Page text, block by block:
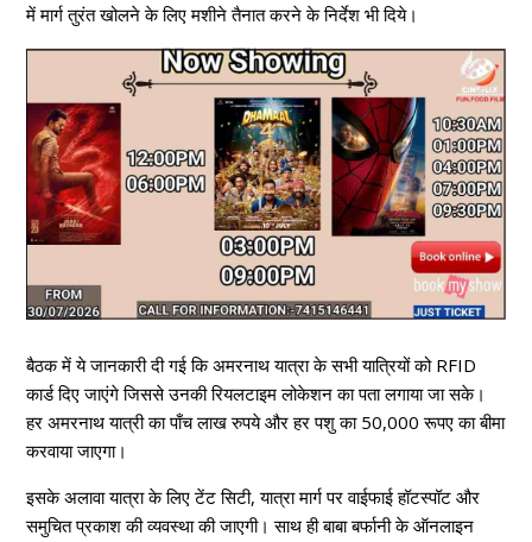
में मार्ग तुरंत खोलने के लिए मशीने तैनात करने के निर्देश भी दिये।
बैठक में ये जानकारी दी गई कि अमरनाथ यात्रा के सभी यात्रियों को RFID
कार्ड दिए जाएंगे जिससे उनकी रियलटाइम लोकेशन का पता लगाया जा सके।
हर अमरनाथ यात्री का पाँच लाख रुपये और हर पशु का 50,000 रूपए का बीमा
करवाया जाएगा।
इसके अलावा यात्रा के लिए टेंट सिटी, यात्रा मार्ग पर वाईफाई हॉटस्पॉट और
समुचित प्रकाश की व्यवस्था की जाएगी। साथ ही बाबा बर्फानी के ऑनलाइन